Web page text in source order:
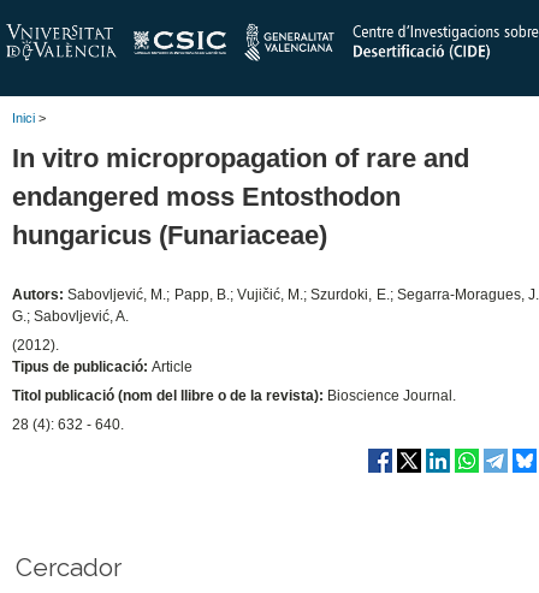
Inici >
In vitro micropropagation of rare and
endangered moss Entosthodon
hungaricus (Funariaceae)
Autors:Sabovljević, M.; Papp, B.; Vujičić, M.; Szurdoki, E.; Segarra-Moragues, J.
G.; Sabovljević, A.
(2012).
Tipus de publicació: Article
Titol publicació (nom del llibre o de la revista): Bioscience Journal.
28 (4): 632 - 640.
Cercador